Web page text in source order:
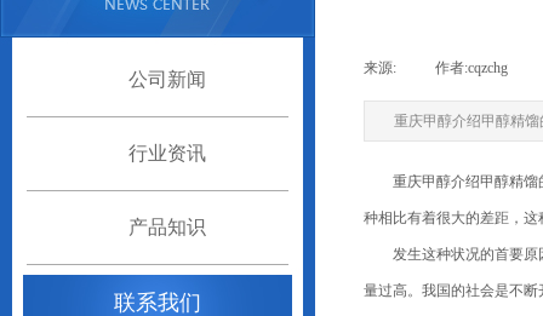
来源: 作者:cqzchg
重庆甲醇介绍甲醇精
重庆甲醇介绍甲醇精馏的
种相比有着很大的差距，
发生这种状况的首要原因
量过高。我国的社会是不
公司新闻
行业资讯
产品知识
联系我们